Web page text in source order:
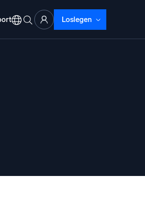
Loslegen